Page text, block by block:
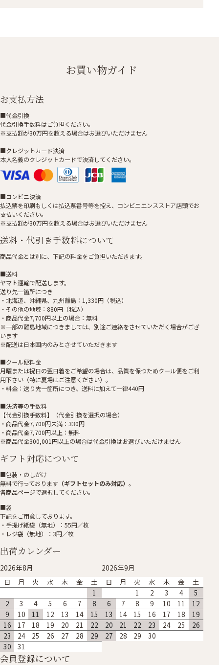
お買い物ガイド
お支払方法
■代金引換
代金引換手数料はご負担ください。
※支払額が30万円を超える場合はお選びいただけません
■クレジットカード決済
本人名義のクレジットカードで決済してください。
■コンビニ決済
払込票を印刷もしくは払込票番号等を控え、コンビニエンスストア店頭でお
支払いください。
※支払額が30万円を超える場合はお選びいただけません
送料・代引き手数料について
商品代金とは別に、下記の料金をご負担いただきます。
■送料
ヤマト運輸で配送します。
送り先一箇所につき
・北海道、沖縄県、九州離島：1,330円（税込）
・その他の地域：880円（税込）
・商品代金7,700円以上の場合：無料
※一部の離島地域につきましては、別途ご連絡をさせていただく場合がござ
います
※配送は日本国内のみとさせていただきます
■クール便料金
月曜または祝日の翌日着をご希望の場合は、品質を保つためクール便をご利
用下さい（特に夏場はご注意ください）。
・料金：送り先一箇所につき、送料に加えて一律440円
■決済等の手数料
【代金引換手数料】（代金引換を選択の場合）
・商品代金7,700円未満：330円
・商品代金7,700円以上：無料
※商品代金300,001円以上の場合は代金引換はお選びいただけません
ギフト対応について
■包装・のしがけ
無料で行っております （ギフトセットのみ対応） 。
各商品ページで選択してください。
■袋
下記をご用意しております。
・手提げ紙袋（無地）：55円／枚
・レジ袋（無地）：3円／枚
出荷カレンダー
2026年8月
日
月 火 水 木 金
土
1
2
3 4 5 6 7
8
9
10 11 12 13 14
15
16
17 18 19 20 21
22
23
24 25 26 27 28
29
30
31
2026年9月
日
月 火 水 木 金
土
1
2 3 4
5
6
7 8 9 10 11
12
13
14 15 16 17 18
19
20
21 22 23 24 25
26
27
28 29 30
会員登録について